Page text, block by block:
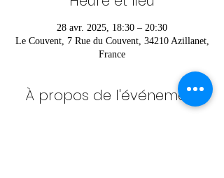
28 avr. 2025, 18:30 – 20:30
Le Couvent, 7 Rue du Couvent, 34210 Azillanet,
France
À propos de l'événement